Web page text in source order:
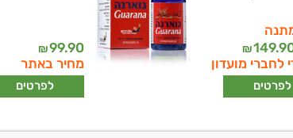
₪
לחברי מועדון
לפרטים
99.90
₪
מחיר באתר
לפרטים